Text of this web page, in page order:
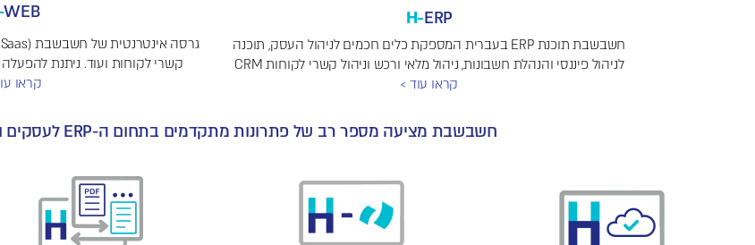
H-ERP
חשבשבת תוכנת ERP בעברית המספקת כלים חכמים לניהול העסק, תוכנה
לניהול פיננסי והנהלת חשבונות, ניהול מלאי ורכש וניהול קשרי לקוחות CRM
קראו עוד >
WEB
קשרי לקוחות ועוד. ניתנת
קראו
חשבשבת מציעה מספר רב של פתרונות מתקדמים בתחום ה-ERP לעסקים וארגונים: